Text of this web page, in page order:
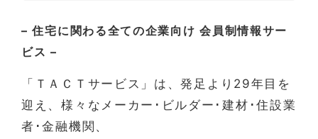
– 住宅に関わる全ての企業向け 会員制情報サー
ビス –
「ＴＡＣＴサービス」は、発足より29年目を
迎え、様々なメーカー･ビルダー･建材･住設業
者･金融機関、